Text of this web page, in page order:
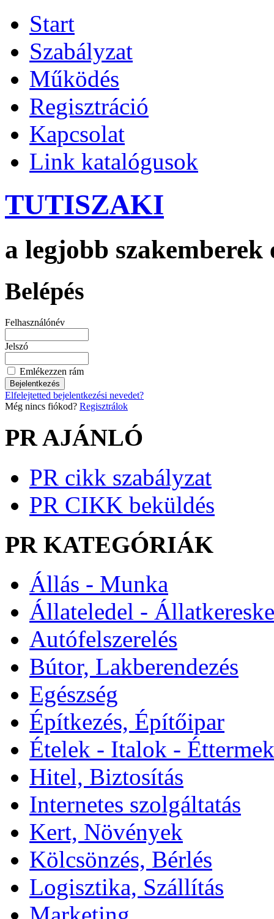
Start
Szabályzat
Működés
Regisztráció
Kapcsolat
Link katalógusok
TUTISZAKI
a legjobb szakemberek
Belépés
Felhasználónév
Jelszó
Emlékezzen rám
Elfelejtetted bejelentkezési nevedet?
Még nincs fiókod? Regisztrálok
PR AJÁNLÓ
PR cikk szabályzat
PR CIKK beküldés
PR KATEGÓRIÁK
Állás - Munka
Állateledel -
Autófelszerelés
Bútor, Lakberendezés
Egészség
Építkezés, Építőipar
Ételek - Italok - Éttermek
Hitel, Biztosítás
Internetes szolgáltatás
Kert, Növények
Kölcsönzés, Bérlés
Logisztika, Szállítás